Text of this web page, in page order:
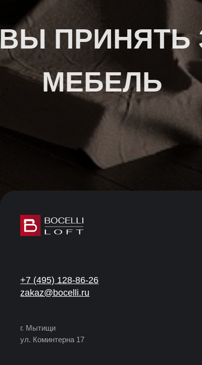
ПРИНЯТЬ
МЕБЕЛЬ
г. Мытищи
ул. Коминтерна 17
+7 (495) 128-86-26
zakaz@bocelli.ru